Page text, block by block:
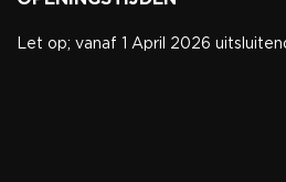
Let op; vanaf 1 April 2026